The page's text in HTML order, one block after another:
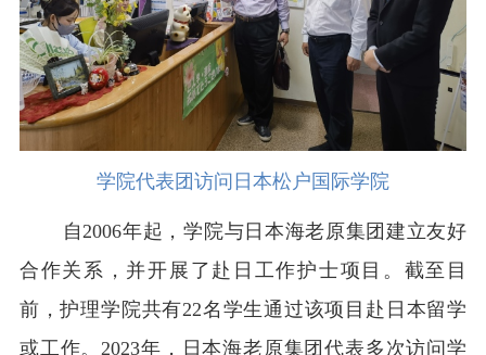
学院代表团访问日本松户国际学院
自2006年起，学院与日本海老原集团建立友好
合作关系，并开展了赴日工作护士项目。截至目
前，护理学院共有22名学生通过该项目赴日本留学
或工作。2023年，日本海老原集团代表多次访问学